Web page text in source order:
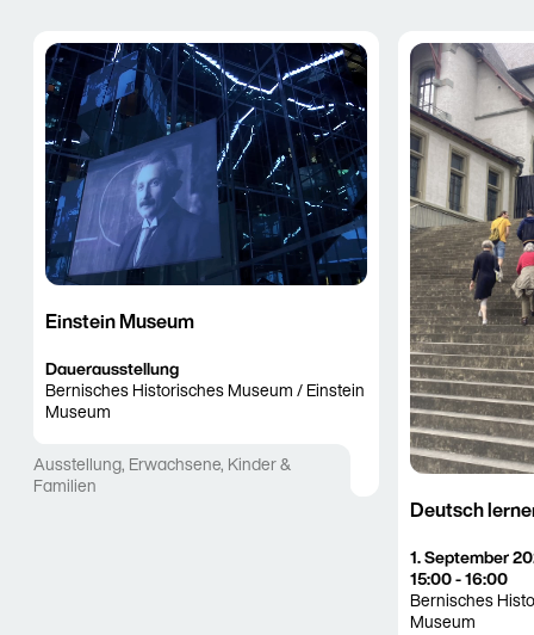
Einstein Museum
Dauerausstellung
Bernisches Historisches Museum / Einstein
Museum
Ausstellung, Erwachsene, Kinder &
Familien
Deutsch
1. September
15:00 - 16:00
Bernisches
Museum